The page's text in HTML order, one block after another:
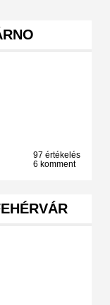
97 értékelés
6 komment